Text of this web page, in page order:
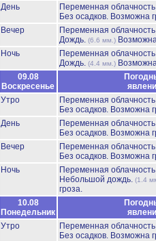
День
Переменная
Без осадков. Возможна
Вечер
Переменная
Дождь. (6.6 мм.)
Ночь
Переменная
Дождь. (4.4 мм.)
09.08
Воскресенье
Утро
Переменная
Без осадков. Возможна
День
Переменная
Без осадков. Возможна
Вечер
Переменная
Без осадков. Возможна
Ночь
Переменная
Небольшой дождь. (1.4
гроза.
10.08
Понедельник
Утро
Переменная
Без осадков. Возможна